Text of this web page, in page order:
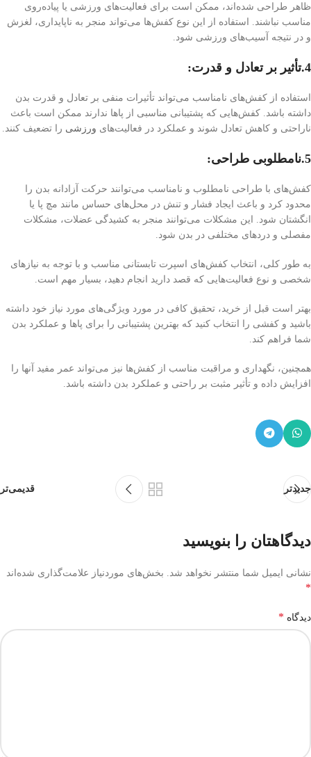
ظاهر طراحی شده‌اند، ممکن است برای فعالیت‌های ورزشی یا پیاده‌روی
مناسب نباشند. استفاده از این نوع کفش‌ها می‌تواند منجر به ناپایداری، لغزش
و در نتیجه آسیب‌های ورزشی شود.
4.تأثیر بر تعادل و قدرت:
استفاده از کفش‌های نامناسب می‌تواند تأثیرات منفی بر تعادل و قدرت بدن
داشته باشد. کفش‌هایی که پشتیبانی مناسبی از پاها ندارند ممکن است باعث
ناراحتی و کاهش تعادل شوند و عملکرد در فعالیت‌های ورزشی را تضعیف کنند.
5.نامطلوبی طراحی:
کفش‌های با طراحی نامطلوب و نامناسب می‌توانند حرکت آزادانه بدن را
محدود کرد و باعث ایجاد فشار و تنش در محل‌های حساس مانند مچ پا یا
انگشتان شود. این مشکلات می‌توانند منجر به کشیدگی عضلات، مشکلات
مفصلی و درد‌های مختلفی در بدن شود.
به طور کلی، انتخاب کفش‌های اسپرت تابستانی مناسب و با توجه به نیازهای
شخصی و نوع فعالیت‌هایی که قصد دارید انجام دهید، بسیار مهم است.
بهتر است قبل از خرید، تحقیق کافی در مورد ویژگی‌های مورد نیاز خود داشته
باشید و کفشی را انتخاب کنید که بهترین پشتیبانی را برای پاها و عملکرد بدن
شما فراهم کند.
همچنین، نگهداری و مراقبت مناسب از کفش‌ها نیز می‌تواند عمر مفید آنها را
افزایش داده و تأثیر مثبت بر راحتی و عملکرد بدن داشته باشد.
جدیدتر قدیمی‌تر
دیدگاهتان را بنویسید
نشانی ایمیل شما منتشر نخواهد شد. بخش‌های موردنیاز علامت‌گذاری شده‌اند
*
دیدگاه *